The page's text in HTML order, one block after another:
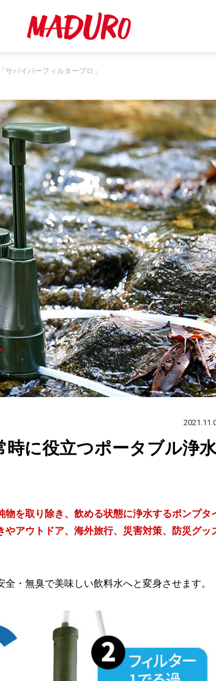
バイバーフィルタープロ」
に役立つポータブル浄水
を取り除き、飲める状態に浄水するポンプタ
アウトドア、海外旅行、災害対策、防災グッ
・無臭で美味しい飲料水へと変身させます。